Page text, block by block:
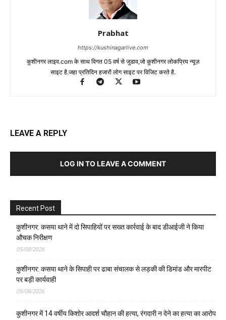
Prabhat
https://kushinagarlive.com
कुशीनगर लाइव.com के साथ विगत 05 वर्ष से जुडाव,जो कुशीनगर लोकप्रिय न्यूज़
साइट है.जहा प्रतिदिन हजारों लोग साइट पर विजिट करते है.
LEAVE A REPLY
LOG IN TO LEAVE A COMMENT
Recent Post
कुशीनगर: कसया थाने में दो सिपाहियों पर सख्त कार्रवाई के बाद डीआईजी ने किया
औचक निरीक्षण
05/08/2026
कुशीनगर: कसया थाने के सिपाही पर ढाबा संचालक से लड़की की डिमांड और मारपीट
पर बड़ी कार्यवाही
05/08/2026
कुशीनगर में 14 वर्षीय किशोर आदर्श चौहान की हत्या, रंगदारी न देने का हत्या का आरोप